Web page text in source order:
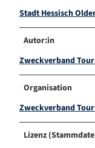
Stadt Hessisch
Autor:in
Zweckverband
Organisation
Zweckverband
Lizenz